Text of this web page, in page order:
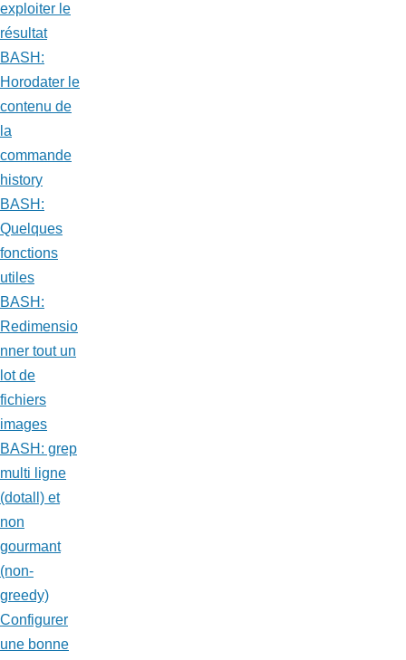
exploiter le
résultat
BASH:
Horodater le
contenu de
la
commande
history
BASH:
Quelques
fonctions
utiles
BASH:
Redimensio
nner tout un
lot de
fichiers
images
BASH: grep
multi ligne
(dotall) et
non
gourmant
(non-
greedy)
Configurer
une bonne